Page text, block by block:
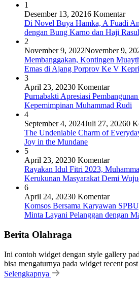
1
Desember 13, 20216 Komentar
Di Novel Buya Hamka, A Fuadi
dengan Bung Karno dan Haji Rasul
2
November 9, 2022November 9,
Membanggakan, Kontingen
Emas di Ajang Porprov Ke V
3
April 23, 20230 Komentar
Purnabakti Apresiasi
Kepemimpinan Muhammad Rudi
4
September 4, 2024Juli 27, 20260
The Undeniable Charm of
Joy in the Mundane
5
April 23, 20230 Komentar
Rayakan Idul Fitri 2023,
Kerukunan Masyarakat Demi
6
April 24, 20230 Komentar
Komsos Bersama Karyawan
Minta Layani Pelanggan dengan
Berita Olahraga
Ini contoh widget dengan style gallery
bisa mengaturnya pada widget recent
Selengkapnya